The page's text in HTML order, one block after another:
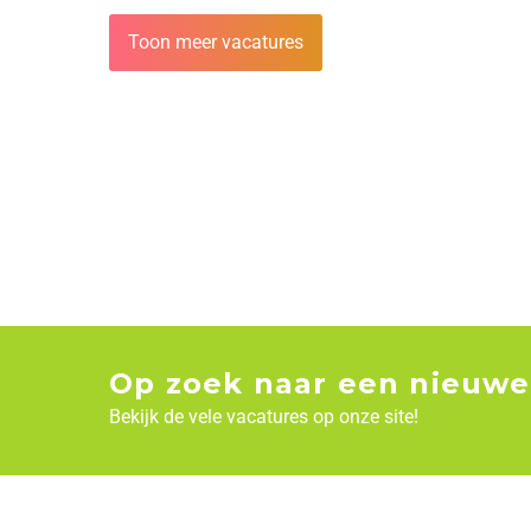
Toon meer vacatures
Op zoek naar een
Bekijk de vele vacatures op onze site!